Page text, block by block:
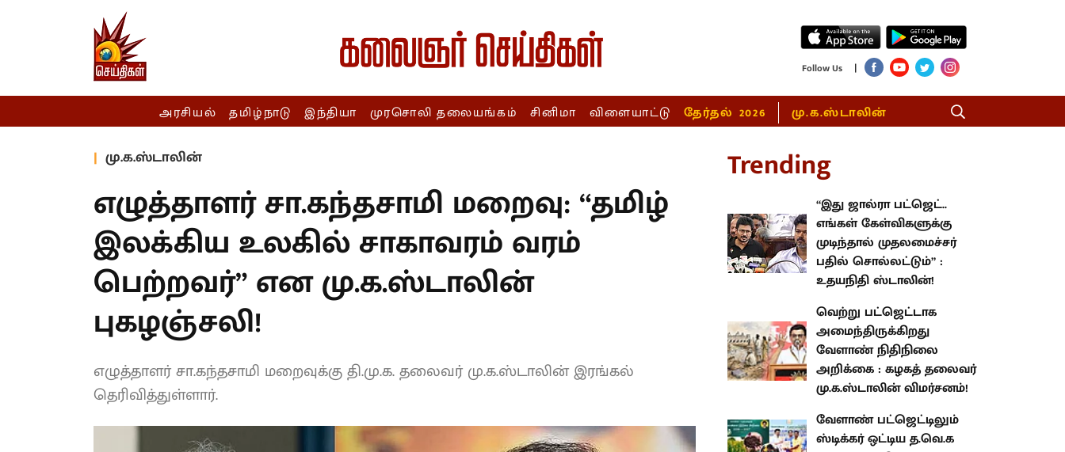
Follow Us |
அரசியல் தமிழ்நாடு இந்தியா முரசொலி தலையங்கம் சினிமா விளையாட்டு தேர்தல் 2026 மு.க.ஸ்டாலின்
மு.க.ஸ்டாலின்
எழுத்தாளர் சா.கந்தசாமி மறைவு:
“தமிழ் இலக்கிய உலகில் சாகாவரம்
வரம் பெற்றவர்” என மு.க.ஸ்டாலின்
புகழஞ்சலி!
எழுத்தாளர் சா.கந்தசாமி மறைவுக்கு தி.மு.க. தலைவர் மு.க.ஸ்டாலின் இரங்கல்
தெரிவித்துள்ளார்.
Trending
“இது ஜால்ரா பட்ஜெட்.. எங்கள்
கேள்விகளுக்கு முடிந்தால்
முதலமைச்சர் பதில் சொல்லட்டும்”
: உதயநிதி ஸ்டாலின்!
வெற்று பட்ஜெட்டாக
அமைந்திருக்கிறது வேளாண்
நிதிநிலை அறிக்கை : கழகத்
தலைவர் மு.க.ஸ்டாலின்
விமர்சனம்!
வேளாண் பட்ஜெட்டிலும் ஸ்டிக்கர்
ஒட்டிய த.வெ.க அரசு : பல
திட்டங்களுக்கு நிதியும் குறைப்பு!